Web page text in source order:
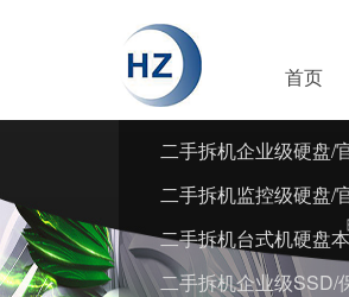
首页
二手拆机企业级硬盘/
二手拆机监控级硬盘/
二手拆机台式机硬盘
二手拆机企业级SSD/